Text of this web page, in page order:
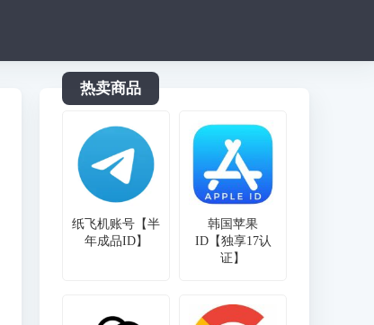
热卖商品
纸飞机账号【半
年成品ID】
韩国苹果
ID【独享17认
证】